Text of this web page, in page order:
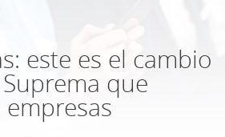
este es el cambio
que